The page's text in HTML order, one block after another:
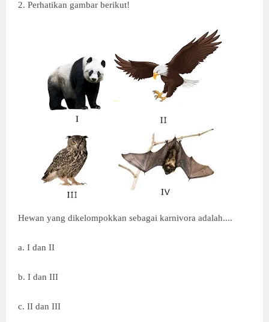
2. Perhatikan gambar berikut!
Hewan yang dikelompokkan sebagai karnivora adalah....
a. I dan II
b. I dan III
c. II dan III